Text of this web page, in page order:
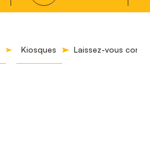
Kiosques Laissez-vous